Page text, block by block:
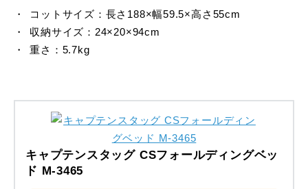
コットサイズ：長さ188×幅59.5×高さ55cm
収納サイズ：24×20×94cm
重さ：5.7kg
キャプテンスタッグ CSフォールディングベッ
ド M-3465